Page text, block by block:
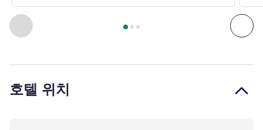
이전 - 객실 다
3/ 페이지 , 객실 1 : 스탠다드룸 - 킹사이즈 베드 1개 , 객실 2
호텔 위치